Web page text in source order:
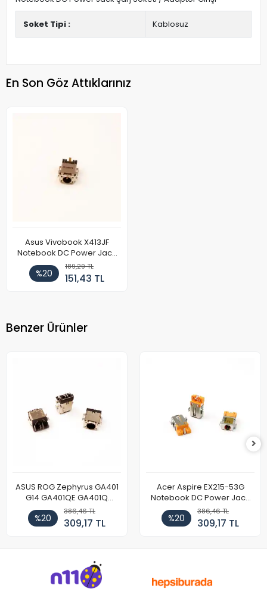
Soket Tipi : Kablosuz
En Son Göz Attıklarınız
Asus Vivobook X413JF
Notebook DC Power Jack
Soketi
%20
189,29 TL
151,43 TL
Benzer Ürünler
ASUS ROG Zephyrus GA401
G14 GA401QE GA401Q
GA402 GA402R GA402RK
HQ058T GA503QR GA503QS
GA503QM GA503QE GX650
Soketi
%20
386,46 TL
309,17 TL
Acer Aspire EX215-53G
Notebook DC Power Jack
Soket
%20
386,46 TL
309,17 TL